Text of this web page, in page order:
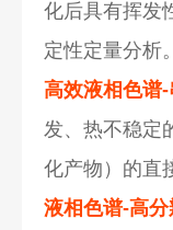
化后具有挥发
定性定量分析。
高效液相色谱
发、热不稳定
化产物）的直
液相色谱-高